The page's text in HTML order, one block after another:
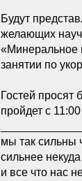
Будут
желающих
«Минеральное
занятии по
Гостей просят
пройдет с
мы так сильны
сильнее
и все что нас